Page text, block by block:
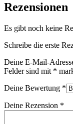
Rezensionen
Es gibt noch keine
Schreibe die erste
Deine E-Mail-
Felder sind mit *
Deine Bewertung *
Deine Rezension *